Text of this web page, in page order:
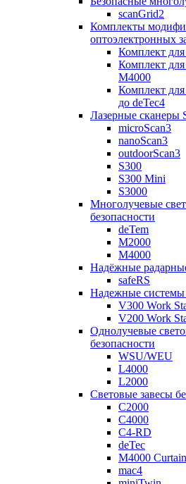
scanGrid2
Комплекты
оптоэлектронных
Комплект
Комплект
M4000
Комплект
до deTec4
Лазерные сканеры
microScan3
nanoScan3
outdoorScan3
S300
S300 Mini
S3000
Многолучевые
безопасности
deTem
M2000
M4000
Надёжные
safeRS
Надежные системы
V300 Work
V200 Work
Однолучевые
безопасности
WSU/WEU
L4000
L2000
Световые завесы
C2000
C4000
C4-RD
deTec
M4000 Curtain
mac4